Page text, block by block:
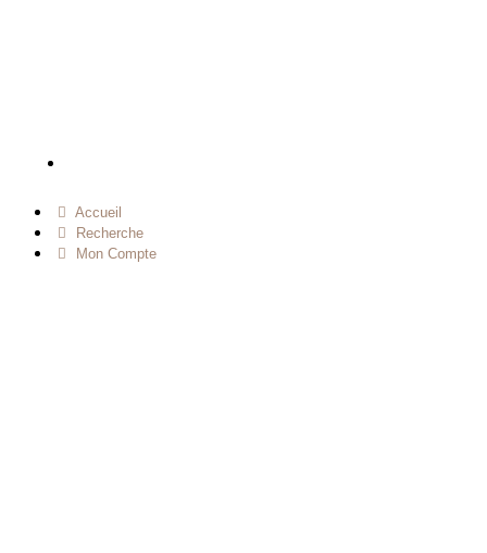
Accueil
Recherche
Mon Compte